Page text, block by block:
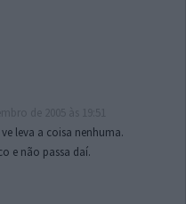
leva a coisa nenhuma.
e não passa daí.